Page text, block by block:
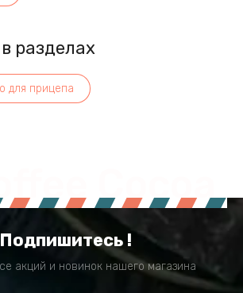
разделах
для прицепа
Cocoa
Подпишитесь !
акций и новинок нашего магазина